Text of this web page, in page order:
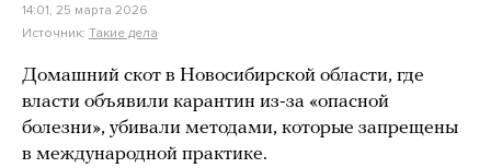
14:01, 25 марта 2026
Источник: Такие дела
Домашний скот в Новосибирской области, где
власти объявили карантин из-за «опасной
болезни», убивали методами, которые запрещены
в международной практике.